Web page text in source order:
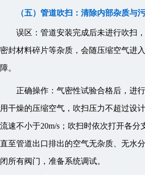
（五）管道吹扫：清除内部杂质与
误区：管道安装完成后未进行吹扫
密封材料碎片等杂质，会随压缩空气进
障。
正确操作：气密性试验合格后，进
用干燥的压缩空气，吹扫压力不超过设
流速不小于20m/s；吹扫时依次打开各分
直至管道出口排出的空气无杂质、无水
闭所有阀门，准备系统调试。